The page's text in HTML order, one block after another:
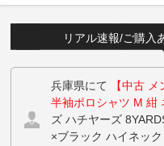
リアル速報/ご購入
兵庫県にて
【中古 メ
半袖ポロシャツ M 紺
ズ ハチヤーズ
×ブラック ハイネッ